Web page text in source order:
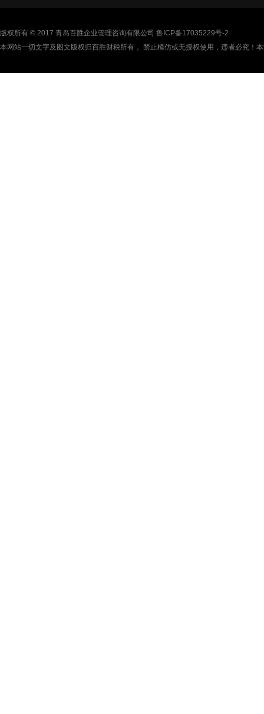
版权所有 © 2017 青岛百胜企业管理咨询有限公司 鲁ICP备17035229号-2
本网站一切文字及图文版权归百胜财税所有， 禁止模仿或无授权使用，违者必究！